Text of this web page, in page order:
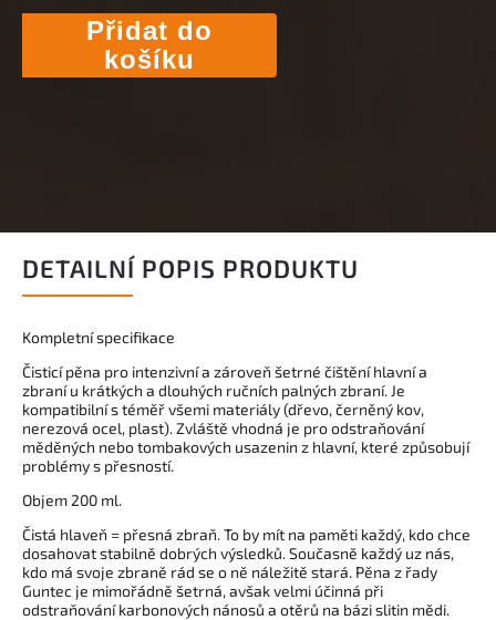
Přidat do
košíku
DETAILNÍ POPIS PRODUKTU
Kompletní specifikace
Čisticí pěna pro intenzivní a zároveň šetrné čištění hlavní a
zbraní u krátkých a dlouhých ručních palných zbraní. Je
kompatibilní s téměř všemi materiály (dřevo, černěný kov,
nerezová ocel, plast). Zvláště vhodná je pro odstraňování
měděných nebo tombakových usazenin z hlavní, které způsobují
problémy s přesností.
Objem 200 ml.
Čistá hlaveň = přesná zbraň. To by mít na paměti každý, kdo chce
dosahovat stabilně dobrých výsledků. Současně každý uz nás,
kdo má svoje zbraně rád se o ně náležitě stará. Pěna z řady
Guntec je mimořádně šetrná, avšak velmi účinná při
odstraňování karbonových nánosů a otěrů na bázi slitin mědi.